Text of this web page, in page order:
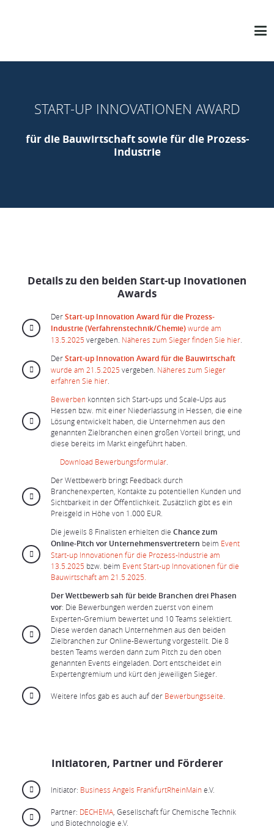
START-UP INNOVATIONEN AWARD
für die Bauwirtschaft sowie für die Prozess-
Industrie
Details zu den beiden Start-up Inovationen
Awards
DerStart-up Innovation Award für die Prozess-
Industrie (Verfahrenstechnik/Chemie)wurde am
13.5.2025 vergeben. Näheres zum Sieger finden Sie hier
DerStart-up Innovation Award für die Bauwirtschaft
wurde am 21.5.2025 vergeben. Näheres zum Sieger
erfahren Sie hier
Bewerben konnten sich Start-ups und Scale-Ups aus
Hessen bzw. mit einer Niederlassung in Hessen, die eine
Lösung entwickelt haben, die Unternehmen aus den
genannten Zielbranchen einen großen Vorteil bringt, und
diese bereits im Markt eingeführt haben.
Download Bewerbungsformular.
Der Wettbewerb bringt Feedback durch
Branchenexperten, Kontakte zu potentiellen Kunden und
Sichtbarkeit in der Öffentlichkeit. Zusätzlich gibt es ein
Preisgeld in Höhe von 1.000 EUR.
Die jeweils 8 Finalisten erhielten dieChance zum
Online-Pitch vor Unternehmensvertretern beim Event
Start-up Innovationen für die Prozess-Industrie am
13.5.2025 bzw. beim Event Start-up Innovationen für die
Bauwirtschaft am 21.5.2025.
Der Wettbewerb sah für beide Branchen drei Phasen
vor: Die Bewerbungen werden zuerst von einem
Experten-Gremium bewertet und 10 Teams selektiert.
Diese werden danach Unternehmen aus den beiden
Zielbranchen zur Online-Bewertung vorgestellt. Die 8
besten Teams werden dann zum Pitch zu den oben
genannten Events eingeladen. Dort entscheidet ein
Expertengremium und kürt den jeweiligen Sieger.
Weitere Infos gab es auch auf der Bewerbungsseite
Initiatoren, Partner und Förderer
Initiator: Business Angels FrankfurtRheinMain e.V.
Partner: DECHEMA , Gesellschaft für Chemische Technik
und Biotechnologie e.V.